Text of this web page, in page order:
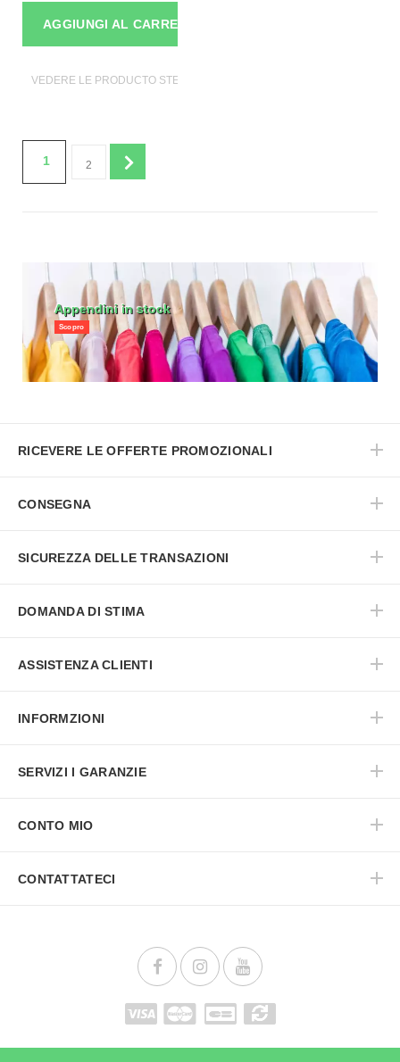
AGGIUNGI AL CARRELLO
VEDERE LE PRODUCTO STENDER PER ABBIGLIAMENTO
1 2
Appendini in stock
Scopro
RICEVERE LE OFFERTE PROMOZIONALI
CONSEGNA
SICUREZZA DELLE TRANSAZIONI
DOMANDA DI STIMA
ASSISTENZA CLIENTI
INFORMZIONI
SERVIZI I GARANZIE
CONTO MIO
CONTATTATECI